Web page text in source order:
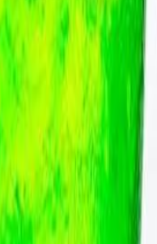
junio de 2020